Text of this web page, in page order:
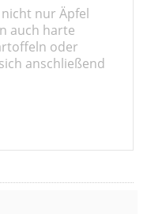
nur Äpfel
auch harte
oder
anschließend